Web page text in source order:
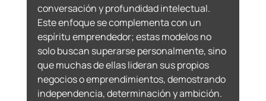
conversación y profundidad intelectual.
Este enfoque se complementa con un
espíritu emprendedor; estas modelos no
solo buscan superarse personalmente, sino
que muchas de ellas lideran sus propios
negocios o emprendimientos, demostrando
independencia, determinación y ambición.